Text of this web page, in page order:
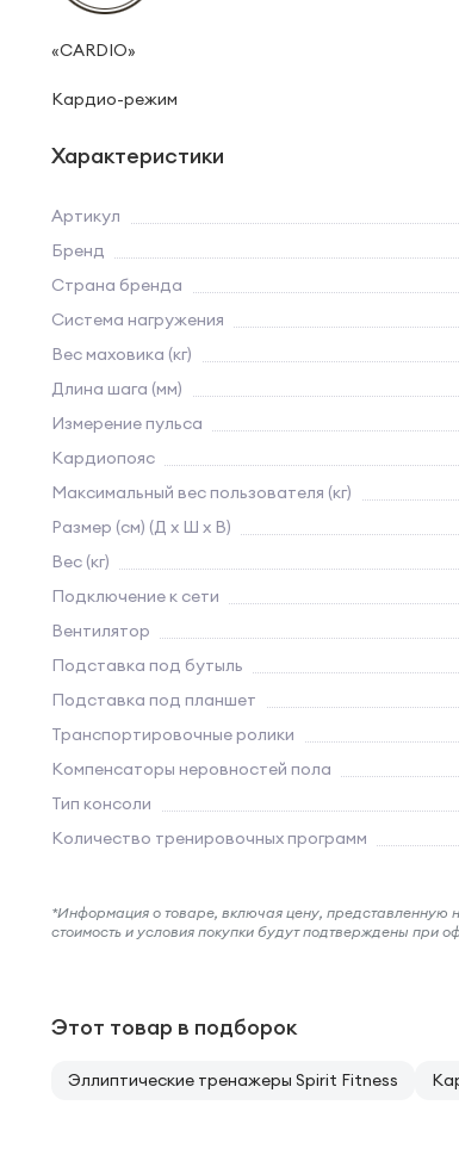
«CARDIO»
Кардио-режим
Характеристики
Артикул
Бренд
Страна бренда
Система нагружения
Вес маховика (кг)
Длина шага (мм)
Измерение пульса
Кардиопояс
Максимальный вес пользователя (кг)
Размер (см) (Д х Ш х В)
Вес (кг)
Подключение к сети
Вентилятор
Подставка под бутыль
Подставка под планшет
Транспортировочные ролики
Компенсаторы неровностей пола
Тип консоли
Количество тренировочных программ
*Информация о товаре, включая цену, представленную
стоимость и условия покупки будут подтверждены при
Этот товар в подборок
Эллиптические тренажеры Spirit Fitness